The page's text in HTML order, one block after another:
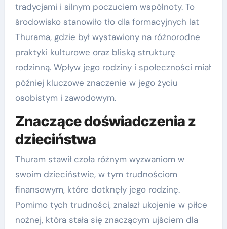
tradycjami i silnym poczuciem wspólnoty. To
środowisko stanowiło tło dla formacyjnych lat
Thurama, gdzie był wystawiony na różnorodne
praktyki kulturowe oraz bliską strukturę
rodzinną. Wpływ jego rodziny i społeczności miał
później kluczowe znaczenie w jego życiu
osobistym i zawodowym.
Znaczące doświadczenia z
dzieciństwa
Thuram stawił czoła różnym wyzwaniom w
swoim dzieciństwie, w tym trudnościom
finansowym, które dotknęły jego rodzinę.
Pomimo tych trudności, znalazł ukojenie w piłce
nożnej, która stała się znaczącym ujściem dla